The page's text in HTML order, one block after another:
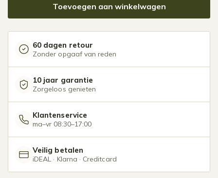
Toevoegen aan winkelwagen
60 dagen retour
Zonder opgaaf van reden
10 jaar garantie
Zorgeloos genieten
Klantenservice
ma–vr 08:30–17:00
Veilig betalen
iDEAL · Klarna · Creditcard